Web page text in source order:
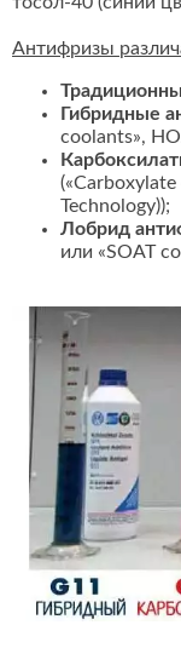
Антифризы
Гибридные
coolants»,
Technology));
Лобрид
или «SOAT